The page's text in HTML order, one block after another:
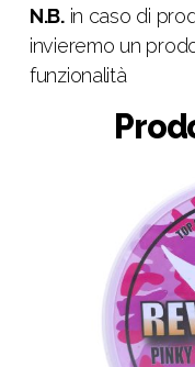
N.B.in caso di
invieremo un
funzionalità